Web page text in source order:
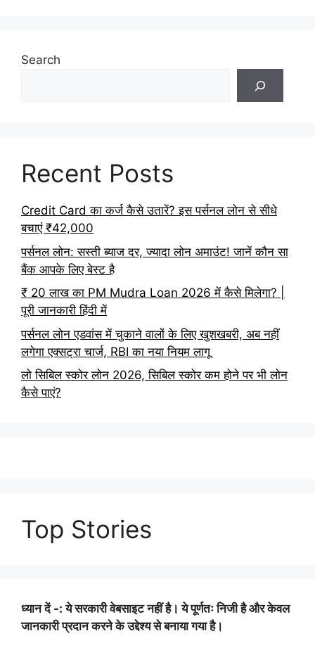
Search
Recent Posts
Credit Card का कर्ज कैसे उतारें? इस पर्सनल लोन से सीधे
बचाएं ₹42,000
पर्सनल लोन: सस्ती ब्याज दर, ज्यादा लोन अमाउंट! जानें कौन सा
बैंक आपके लिए बेस्ट है
₹ 20 लाख का PM Mudra Loan 2026 में कैसे मिलेगा? |
पूरी जानकारी हिंदी में
पर्सनल लोन एडवांस में चुकाने वालों के लिए खुशखबरी, अब नहीं
लगेगा एक्सट्रा चार्ज, RBI का नया नियम लागू
लो सिबिल स्कोर लोन 2026, सिबिल स्कोर कम होने पर भी लोन
कैसे पाएं?
Top Stories
ध्यान दें -: ये सरकारी वेबसाइट नहीं है। ये पूर्णतः निजी है और केवल
जानकारी प्रदान करने के उद्देश्य से बनाया गया है।